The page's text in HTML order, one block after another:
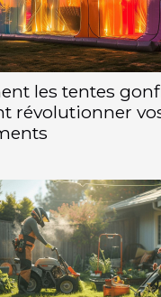
les tentes
révolutionner